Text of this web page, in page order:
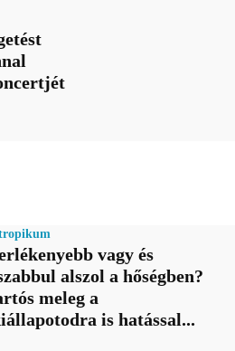
vagy és
alszol a hőségben?
meleg a
is hatással...